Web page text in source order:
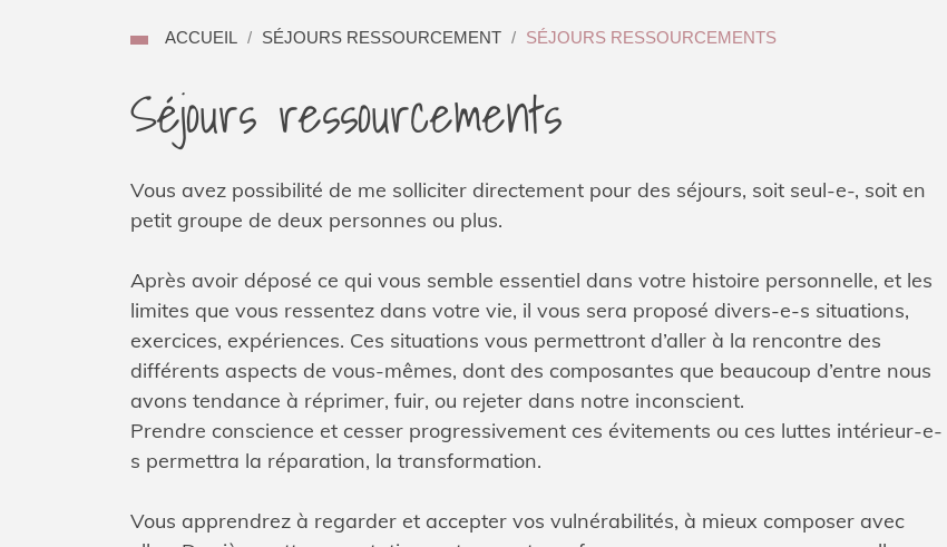
ACCUEIL SÉJOURS RESSOURCEMENT SÉJOURS RESSOURCEMENTS
Séjours ressourcements
Vous avez possibilité de me solliciter directement pour des séjours, soit seul-e-, soit en
petit groupe de deux personnes ou plus.
Après avoir déposé ce qui vous semble essentiel dans votre histoire personnelle, et les
limites que vous ressentez dans votre vie, il vous sera proposé divers-e-s situations,
exercices, expériences. Ces situations vous permettront d’aller à la rencontre des
différents aspects de vous-mêmes, dont des composantes que beaucoup d’entre nous
avons tendance à réprimer, fuir, ou rejeter dans notre inconscient.
Prendre conscience et cesser progressivement ces évitements ou ces luttes intérieur-e-
s permettra la réparation, la transformation.
Vous apprendrez à regarder et accepter vos vulnérabilités, à mieux composer avec